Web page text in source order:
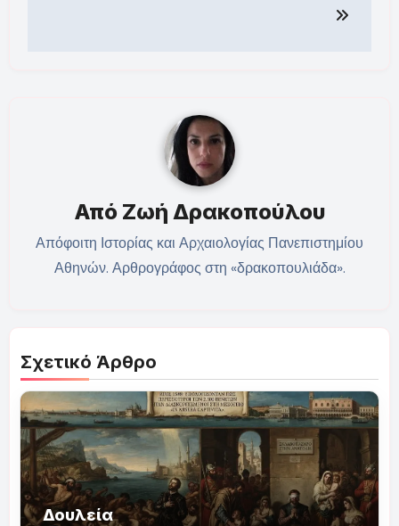
Από Ζωή Δρακοπούλου
Απόφοιτη Ιστορίας και Αρχαιολογίας Πανεπιστημίου
Αθηνών. Αρθρογράφος στη «δρακοπουλιάδα».
Σχετικό Άρθρο
Δουλεία